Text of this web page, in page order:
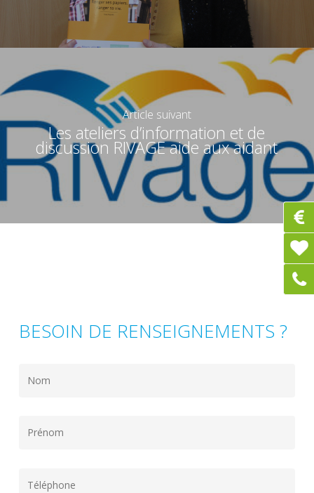
Article suivant
Les ateliers d’information et de
discussion RIVAGE aide aux aidant
BESOIN DE RENSEIGNEMENTS ?